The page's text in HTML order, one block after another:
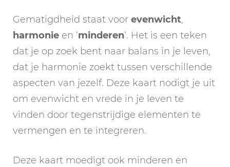
Gematigdheid staat voor evenwicht,
harmonie en ‘minderen‘. Het is een teken
dat je op zoek bent naar balans in je leven,
dat je harmonie zoekt tussen verschillende
aspecten van jezelf. Deze kaart nodigt je uit
om evenwicht en vrede in je leven te
vinden door tegenstrijdige elementen te
vermengen en te integreren.
Deze kaart moedigt ook minderen en